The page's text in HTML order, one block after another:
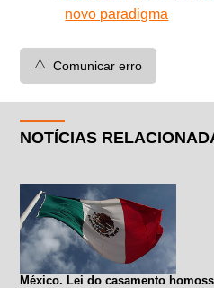
novo paradigma
⚠️ Comunicar erro
NOTÍCIAS
México. Lei do casamento